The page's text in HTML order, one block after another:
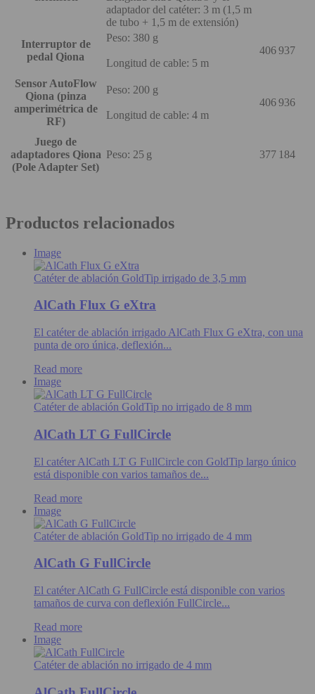
adaptador del catéter: 3 m (1,5 m
de tubo + 1,5 m de extensión)
Interruptor de
pedal Qiona
Peso: 380 g
Longitud de cable: 5 m
406 937
Sensor AutoFlow
Qiona (pinza
amperimétrica de
RF)
Peso: 200 g
Longitud de cable: 4 m
406 936
Juego de
adaptadores Qiona
(Pole Adapter Set)
Peso: 25 g 377 184
Productos relacionados
Image
Catéter de ablación GoldTip irrigado de 3,5 mm
AlCath Flux G eXtra
El catéter de ablación irrigado AlCath Flux G eXtra, con una
punta de oro única, deflexión...
Read more
Image
Catéter de ablación GoldTip no irrigado de 8 mm
AlCath LT G FullCircle
El catéter AlCath LT G FullCircle con GoldTip largo único
está disponible con varios tamaños de...
Read more
Image
Catéter de ablación GoldTip no irrigado de 4 mm
AlCath G FullCircle
El catéter AlCath G FullCircle está disponible con varios
tamaños de curva con deflexión FullCircle...
Read more
Image
Catéter de ablación no irrigado de 4 mm